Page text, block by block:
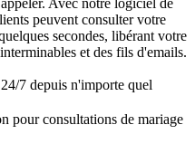
peuvent consulter votre
secondes, libérant votre
et des fils d'emails.
7 depuis n'importe quel
pour consultations de mariage